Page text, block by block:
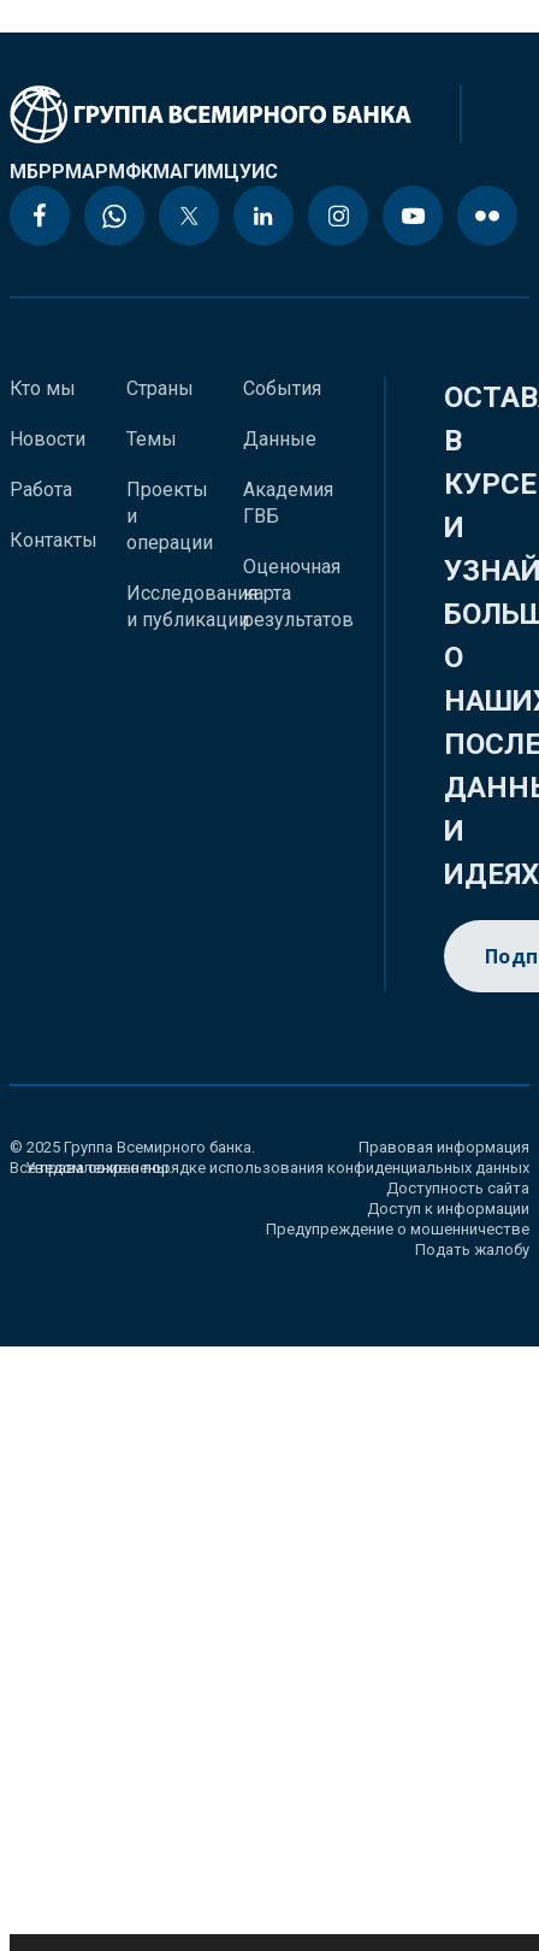
МБРРМАРМФКМАГИМЦУИС
Кто мы
Новости
Работа
Контакты
Страны
Темы
Проекты
и
операции
Исследования
и публикации
События
Данные
Академия
ГВБ
Оценочная
карта
результатов
В
КУРСЕ
И
О
И
ИДЕЯХ
© 2025 Группа Всемирного банка.
Все права сохранены.
Правовая информация
Уведомление о порядке использования конфиденциальных данных
Доступность сайта
Доступ к информации
Предупреждение о мошенничестве
Подать жалобу